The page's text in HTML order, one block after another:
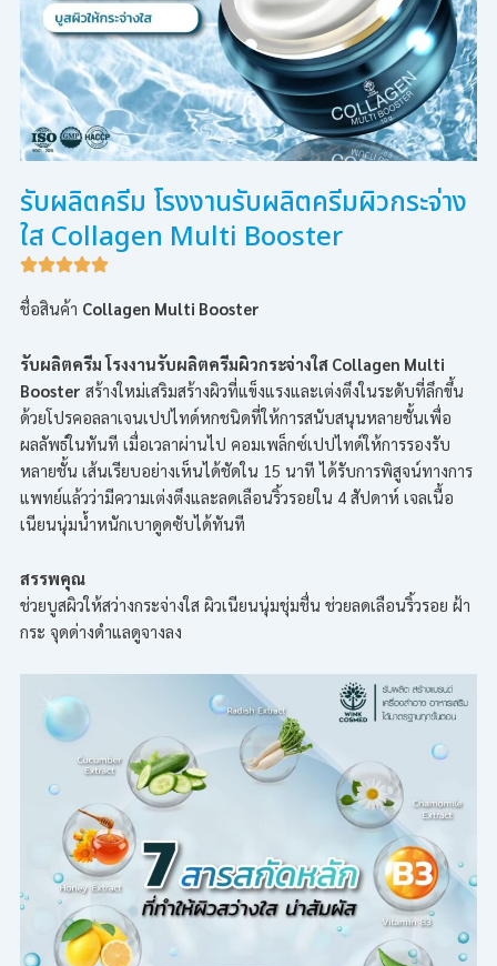
รับผลิตครีม โรงงานรับผลิตครีมผิวกระจ่าง
ใส Collagen Multi Booster
ชื่อสินค้า Collagen Multi Booster
รับผลิตครีม โรงงานรับผลิตครีมผิวกระจ่างใส Collagen Multi
Booster สร้างใหม่เสริมสร้างผิวที่แข็งแรงและเต่งตึงในระดับที่ลึกขึ้น
ด้วยโปรคอลลาเจนเปปไทด์หกชนิดที่ให้การสนับสนุนหลายชั้นเพื่อ
ผลลัพธ์ในทันที เมื่อเวลาผ่านไป คอมเพล็กซ์เปปไทด์ให้การรองรับ
หลายชั้น เส้นเรียบอย่างเห็นได้ชัดใน 15 นาที ได้รับการพิสูจน์ทางการ
แพทย์แล้วว่ามีความเต่งตึงและลดเลือนริ้วรอยใน 4 สัปดาห์ เจลเนื้อ
เนียนนุ่มน้ำหนักเบาดูดซับได้ทันที
สรรพคุณ
ช่วยบูสผิวให้สว่างกระจ่างใส ผิวเนียนนุ่มชุ่มชื่น ช่วยลดเลือนริ้วรอย ฝ้า
กระ จุดด่างดำแลดูจางลง